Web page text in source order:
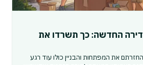
החדשה: כך תשרדו את
את המפתחות והבניין כולו עוד רגע